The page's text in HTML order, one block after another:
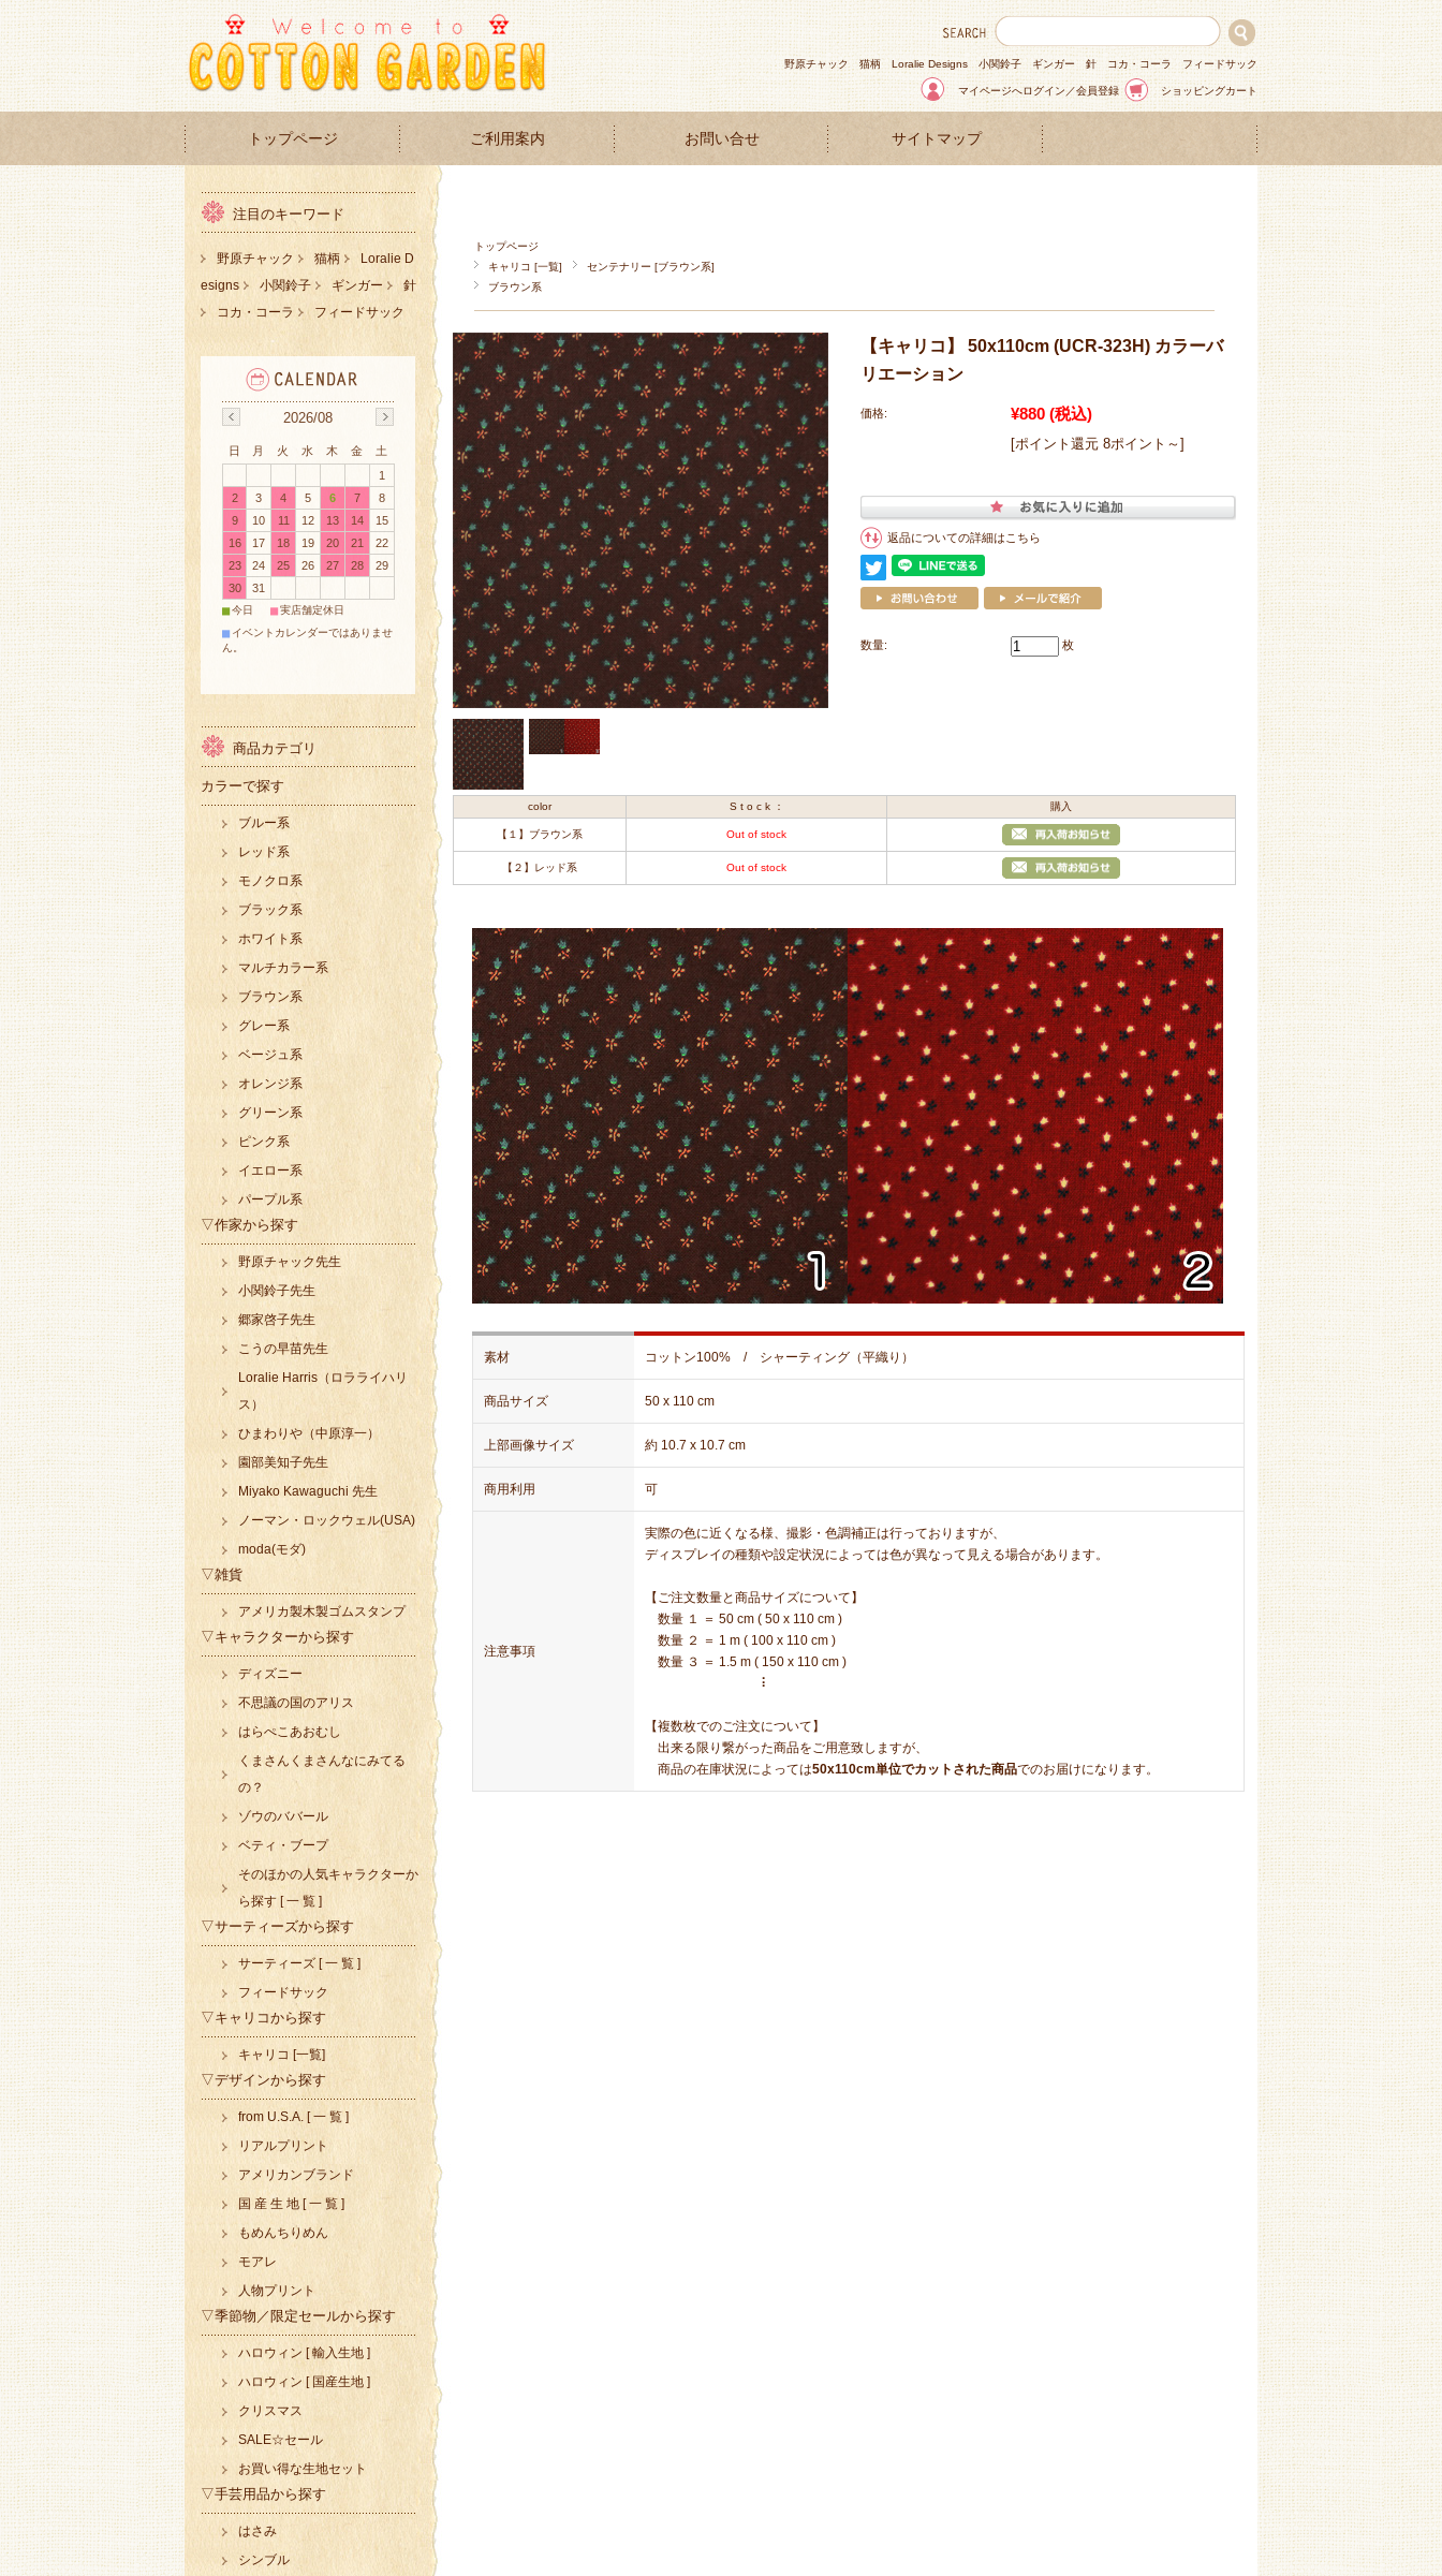
野原チャック 猫柄 Loralie Designs 小関鈴子 ギンガー 針 コカ・コーラ フィードサック
マイページへログイン／会員登録 ショッピングカート
トップページ ご利用案内 お問い合せ サイトマップ
トップページ
キャリコ [一覧]
センテナリー [ブラウン系]
ブラウン系
【キャリコ】 50x110cm (UCR-323H) カラーバ
リエーション
価格: ¥880 (税込)
[ポイント還元 8ポイント～]
返品についての詳細はこちら
数量: 枚
color S t o c k ： 購入
【１】ブラウン系 Out of stock
【２】レッド系 Out of stock
素材 コットン100% / シャーティング（平織り）
商品サイズ 50 x 110 cm
上部画像サイズ 約 10.7 x 10.7 cm
商用利用 可
注意事項
実際の色に近くなる様、撮影・色調補正は行っておりますが、
ディスプレイの種類や設定状況によっては色が異なって見える場合があります。
【ご注文数量と商品サイズについて】
数量 １ ＝ 50 cm ( 50 x 110 cm )
数量 ２ ＝ 1 m ( 100 x 110 cm )
数量 ３ ＝ 1.5 m ( 150 x 110 cm )
⠇
【複数枚でのご注文について】
出来る限り繋がった商品をご用意致しますが、
商品の在庫状況によっては50x110cm単位でカットされた商品でのお届けになります。
注目のキーワード
野原チャック 猫柄
Loralie D
esigns
小関鈴子 ギンガー
針
コカ・コーラ
フィードサック
2026/08
日 月 火 水 木 金
土
1
2
3 4 5 6 7
8
9
10 11 12 13 14
15
16
17 18 19 20 21
22
23
24 25 26 27 28
29
30
31
■今日 ■実店舗定休日
■ イベントカレンダーではありませ
ん。
商品カテゴリ
カラーで探す
ブルー系
レッド系
モノクロ系
ブラック系
ホワイト系
マルチカラー系
ブラウン系
グレー系
ベージュ系
オレンジ系
グリーン系
ピンク系
イエロー系
パープル系
▽作家から探す
野原チャック先生
小関鈴子先生
郷家啓子先生
こうの早苗先生
Loralie Harris（ロラライハリ
ス）
ひまわりや（中原淳一）
園部美知子先生
Miyako Kawaguchi 先生
ノーマン・ロックウェル(USA)
moda(モダ)
▽雑貨
アメリカ製木製ゴムスタンプ
▽キャラクターから探す
ディズニー
不思議の国のアリス
はらぺこあおむし
くまさんくまさんなにみてる
の？
ゾウのババール
ベティ・ブープ
そのほかの人気キャラクターか
ら探す [ 一 覧 ]
▽サーティーズから探す
サーティーズ [ 一 覧 ]
フィードサック
▽キャリコから探す
キャリコ [一覧]
▽デザインから探す
from U.S.A. [ 一 覧 ]
リアルプリント
アメリカンブランド
国 産 生 地 [ 一 覧 ]
もめんちりめん
モアレ
人物プリント
▽季節物／限定セールから探す
ハロウィン [ 輸入生地 ]
ハロウィン [ 国産生地 ]
クリスマス
SALE☆セール
お買い得な生地セット
▽手芸用品から探す
はさみ
シンブル